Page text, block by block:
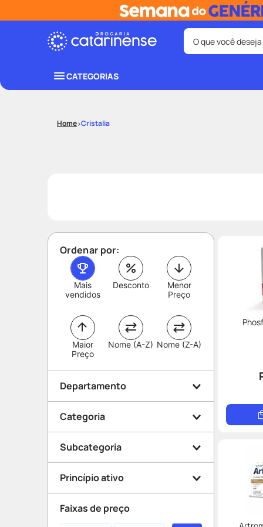
O que você deseja
CATEGORIAS
Cristalia
Ordenar por:
Mais
vendidos
Desconto
Maior
Preço
Menor
Preço
Nome (A-Z) Nome (Z-A)
Departamento
Medicamentos
Saúde e Bem Estar
Mamãe e Bebê
Dermocosméticos
Categoria
Controlados
Antibióticos
Saúde dos Ossos e
Articulações
Subcategoria
Vitaminas e Suplementos
Trombose e Varizes
Princípio ativo
Faixas de preço